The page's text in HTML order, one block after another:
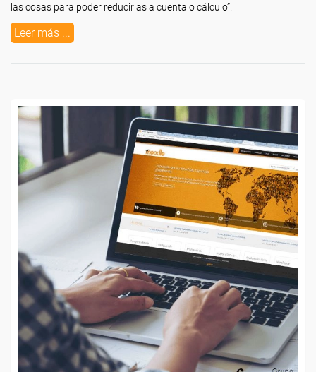
las cosas para poder reducirlas a cuenta o cálculo”.
Leer más ...